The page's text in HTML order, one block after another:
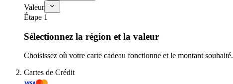
Valeur
Étape 1
Sélectionnez la région et la valeur
Choisissez où votre carte cadeau fonctionne et le montant souhaité.
Cartes de Crédit